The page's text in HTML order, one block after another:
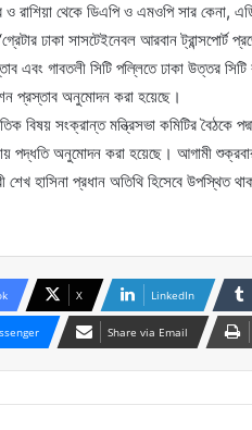
ও রাশিয়া থেকে ডিএপি ও এমওপি সার
ঢাকা সাসটেইনেবল আরবান ট্রান্সপোর্ট
গাবতলী সিটি পল্লিতে ঢাকা উত্তর
প্রস্তাব অনুমোদন করা হয়েছে।
বিষয় সংক্রান্ত মন্ত্রিসভা কমিটির বৈঠকে
পদ্ধতি অনুমোদন করা হয়েছে। আগামী
শেখ হাসিনা প্রধান অতিথি হিসেবে উপস্থিত
X LinkedIn
Share via Email